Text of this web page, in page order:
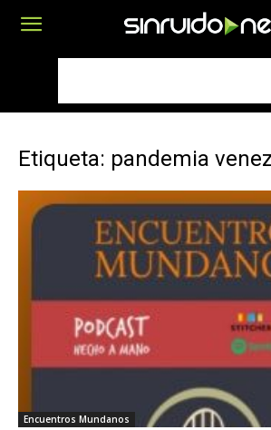
Etiqueta: pandemia
Encuentros Mundanos